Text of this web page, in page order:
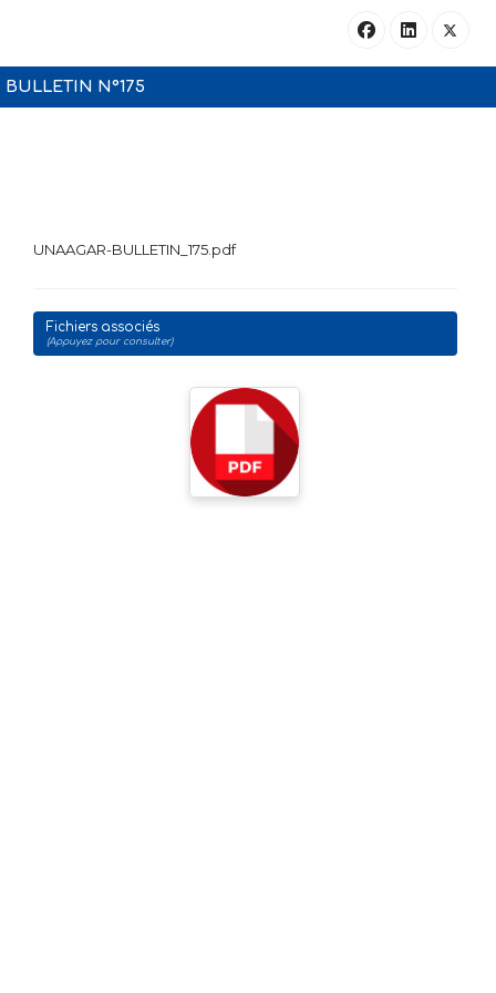
BULLETIN N°175
UNAAGAR-BULLETIN_175.pdf
Fichiers associés
(Appuyez pour consulter)